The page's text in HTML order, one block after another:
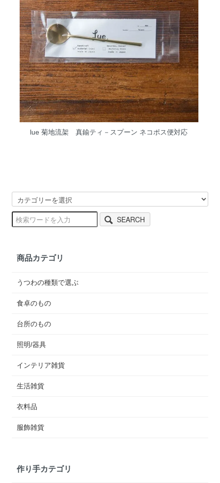
lue 菊地流架 真鍮ティ－スプーン ネコポス便対応
SEARCH
商品カテゴリ
うつわの種類で選ぶ
食卓のもの
台所のもの
照明/器具
インテリア雑貨
生活雑貨
衣料品
服飾雑貨
作り手カテゴリ